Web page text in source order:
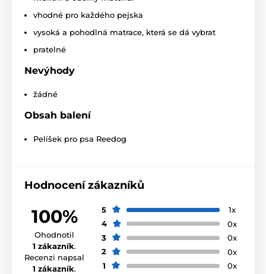
Produkt je zařazen v kategoriích
Pelíšky a boudy Pelíšky
Pro malé psy
Pro velké psy
vhodné pro každého pejska
vysoká a pohodlná matrace, která se dá vybrat
pratelné
Nevýhody
žádné
Obsah balení
Pelíšek pro psa Reedog
Hodnocení zákazníků
100%
Ohodnotil
1 zákazník.
Recenzi napsal
1 zákazník.
5
1x
4
0x
3
0x
2
0x
1
0x